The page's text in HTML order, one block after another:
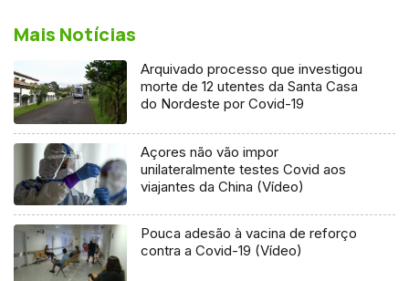
Mais Notícias
Arquivado processo que investigou
morte de 12 utentes da Santa Casa
do Nordeste por Covid-19
Açores não vão impor
unilateralmente testes Covid aos
viajantes da China (Vídeo)
Pouca adesão à vacina de reforço
contra a Covid-19 (Vídeo)